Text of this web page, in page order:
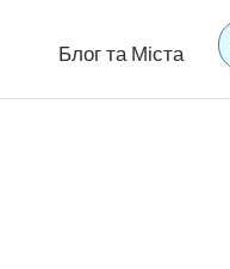
Блог та Міста